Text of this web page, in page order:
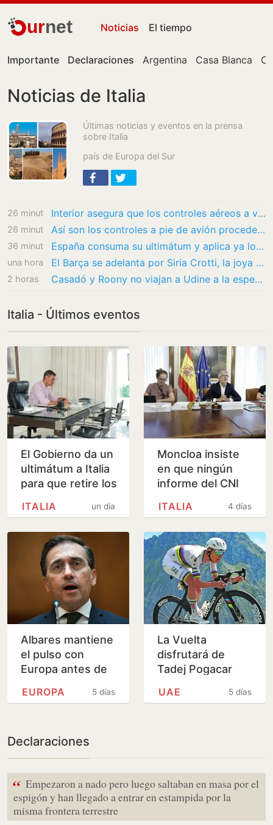
urnet Noticias El tiempo
Importante Declaraciones Argentina Casa Blanca
Noticias de Italia
Últimas noticias y eventos en la prensa
sobre Italia
país de Europa del Sur
26 minutos Interior asegura que los controles aéreos a viajeros de Italia se realizan «a puerta de…
26 minutos Así son los controles a pie de avión procedente de Italia: centrados en ciudadanos de…
36 minutos España consuma su ultimátum y aplica ya los controles a los vuelos procedentes de Italia
una hora El Barça se adelanta por Siria Crotti, la joya italiana de la Roma
2 horas Casadó y Roony no viajan a Udine a la espera de resolver su futuro
Italia - Últimos eventos
El Gobierno da un
ultimátum a Italia
para que retire los
frontera a los
un día
ITALIA
Moncloa insiste
en que ningún
informe del CNI
magnitud de la4 días
ITALIA
Albares mantiene
el pulso con
Europa antes de
ministros y carga
5 días
EUROPA
La Vuelta
disfrutará de
Tadej Pogacar
5 días
UAE
Declaraciones
“ Empezaron a nado pero luego saltaban en masa por el
espigón y han llegado a entrar en estampida por la
misma frontera terrestre